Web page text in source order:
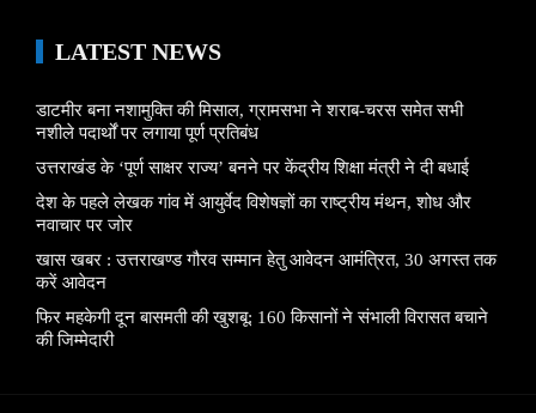
LATEST NEWS
डाटमीर बना नशामुक्ति की मिसाल, ग्रामसभा ने शराब-चरस समेत सभी
नशीले पदार्थों पर लगाया पूर्ण प्रतिबंध
उत्तराखंड के ‘पूर्ण साक्षर राज्य’ बनने पर केंद्रीय शिक्षा मंत्री ने दी बधाई
देश के पहले लेखक गांव में आयुर्वेद विशेषज्ञों का राष्ट्रीय मंथन, शोध और
नवाचार पर जोर
खास खबर : उत्तराखण्ड गौरव सम्मान हेतु आवेदन आमंत्रित, 30 अगस्त तक
करें आवेदन
फिर महकेगी दून बासमती की खुशबू: 160 किसानों ने संभाली विरासत बचाने
की जिम्मेदारी